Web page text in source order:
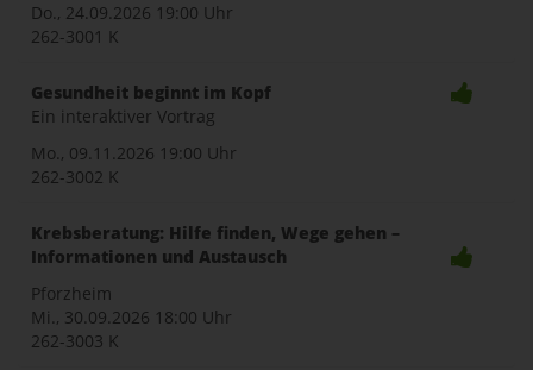
Do., 24.09.2026 19:00 Uhr
262-3001 K
Gesundheit beginnt im Kopf
Ein interaktiver Vortrag
Mo., 09.11.2026 19:00 Uhr
262-3002 K
Krebsberatung: Hilfe finden, Wege gehen –
Informationen und Austausch
Pforzheim
Mi., 30.09.2026 18:00 Uhr
262-3003 K